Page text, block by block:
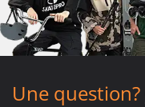
Une question?